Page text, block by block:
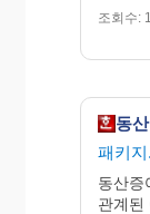
조회수:
동
패키
동산증
관계된